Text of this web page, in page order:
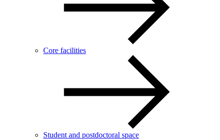
Core facilities
Student and postdoctoral space